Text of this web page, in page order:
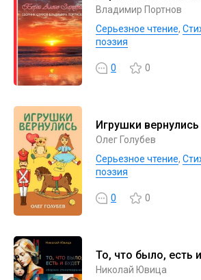
Владимир Портнов
Серьезное чтение,
поэзия
0 0
Игрушки вернулись
Олег Голубев
Серьезное чтение,
поэзия
0 0
То, что было, есть
Николай Ювица